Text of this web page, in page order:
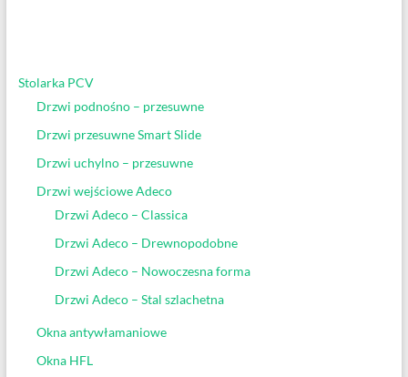
Stolarka PCV
Drzwi podnośno – przesuwne
Drzwi przesuwne Smart Slide
Drzwi uchylno – przesuwne
Drzwi wejściowe Adeco
Drzwi Adeco – Classica
Drzwi Adeco – Drewnopodobne
Drzwi Adeco – Nowoczesna forma
Drzwi Adeco – Stal szlachetna
Okna antywłamaniowe
Okna HFL